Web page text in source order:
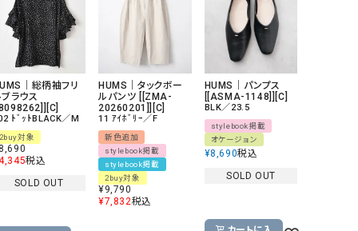
GRAMICCI（グラミチ）
USU GALLERY（ユーエス
ー）
（ｇ） （グラム） upper hights（アッパーハ
Gives a sense of fullment +phenix（フェニックス）
HUNTER（ハンター） WILD THINGS（ワイルドシ
ILIMA（イリマ）
｜総柄袖フリ
ラウス
ﾄﾞｯﾄBLACK／M
2buy対象
8,690
税込
SOLD OUT
HUMS｜タックボー
ルパンツ [[ZMA-
20260201]][C]
11 ｱｲﾎﾞﾘｰ／F
新色追加
stylebook掲載
stylebook掲載
2buy対象
¥9,790
¥7,832税込
HUMS｜パンプス
[[ASMA-1148]][C]
BLK／23.5
stylebook掲載
オケージョン
¥8,690税込
SOLD OUT